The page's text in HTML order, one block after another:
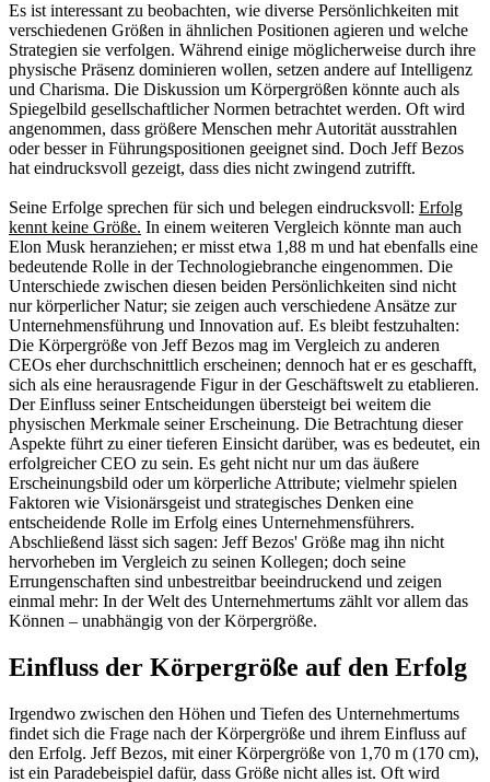
Es ist interessant zu beobachten, wie diverse Persönlichkeiten mit
verschiedenen Größen in ähnlichen Positionen agieren und welche
Strategien sie verfolgen. Während einige möglicherweise durch ihre
physische Präsenz dominieren wollen, setzen andere auf Intelligenz
und Charisma. Die Diskussion um Körpergrößen könnte auch als
Spiegelbild gesellschaftlicher Normen betrachtet werden. Oft wird
angenommen, dass größere Menschen mehr Autorität ausstrahlen
oder besser in Führungspositionen geeignet sind. Doch Jeff Bezos
hat eindrucksvoll gezeigt, dass dies nicht zwingend zutrifft.
Seine Erfolge sprechen für sich und belegen eindrucksvoll: Erfolg
kennt keine Größe. In einem weiteren Vergleich könnte man auch
Elon Musk heranziehen; er misst etwa 1,88 m und hat ebenfalls eine
bedeutende Rolle in der Technologiebranche eingenommen. Die
Unterschiede zwischen diesen beiden Persönlichkeiten sind nicht
nur körperlicher Natur; sie zeigen auch verschiedene Ansätze zur
Unternehmensführung und Innovation auf. Es bleibt festzuhalten:
Die Körpergröße von Jeff Bezos mag im Vergleich zu anderen
CEOs eher durchschnittlich erscheinen; dennoch hat er es geschafft,
sich als eine herausragende Figur in der Geschäftswelt zu etablieren.
Der Einfluss seiner Entscheidungen übersteigt bei weitem die
physischen Merkmale seiner Erscheinung. Die Betrachtung dieser
Aspekte führt zu einer tieferen Einsicht darüber, was es bedeutet, ein
erfolgreicher CEO zu sein. Es geht nicht nur um das äußere
Erscheinungsbild oder um körperliche Attribute; vielmehr spielen
Faktoren wie Visionärsgeist und strategisches Denken eine
entscheidende Rolle im Erfolg eines Unternehmensführers.
Abschließend lässt sich sagen: Jeff Bezos' Größe mag ihn nicht
hervorheben im Vergleich zu seinen Kollegen; doch seine
Errungenschaften sind unbestreitbar beeindruckend und zeigen
einmal mehr: In der Welt des Unternehmertums zählt vor allem das
Können – unabhängig von der Körpergröße.
Einfluss der Körpergröße auf den Erfolg
Irgendwo zwischen den Höhen und Tiefen des Unternehmertums
findet sich die Frage nach der Körpergröße und ihrem Einfluss auf
den Erfolg. Jeff Bezos, mit einer Körpergröße von 1,70 m (170 cm),
ist ein Paradebeispiel dafür, dass Größe nicht alles ist. Oft wird